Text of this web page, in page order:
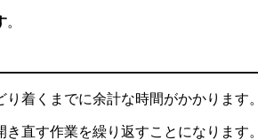
。
着くまでに余計な時間がかかります。
直す作業を繰り返すことになります